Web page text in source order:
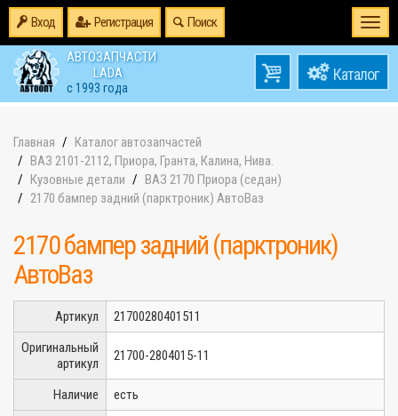
Вход Регистрация Поиск
АВТОЗАПЧАСТИ
LADA
с 1993 года
товаров0
на0
Главная
Каталог автозапчастей
ВАЗ 2101-2112, Приора, Гранта, Калина, Нива.
Кузовные детали
ВАЗ 2170 Приора (седан)
2170 бампер задний (парктроник) АвтоВаз
2170 бампер задний (парктроник)
АвтоВаз
Артикул
21700280401511
Оригинальный
артикул
21700-2804015-11
Наличие есть